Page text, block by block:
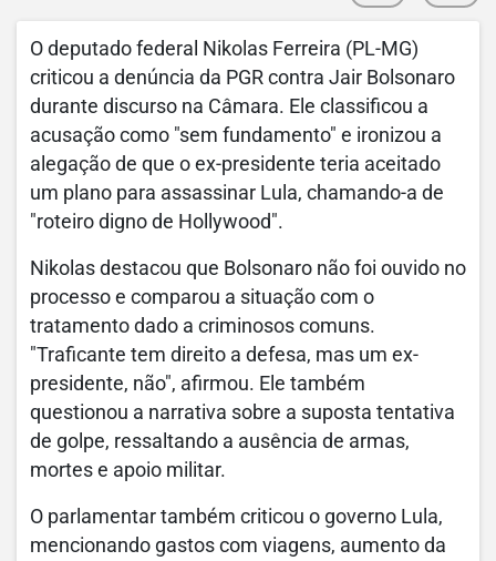
O deputado federal Nikolas Ferreira (PL-MG)
criticou a denúncia da PGR contra Jair Bolsonaro
durante discurso na Câmara. Ele classificou a
acusação como "sem fundamento" e ironizou a
alegação de que o ex-presidente teria aceitado
um plano para assassinar Lula, chamando-a de
"roteiro digno de Hollywood".
Nikolas destacou que Bolsonaro não foi ouvido no
processo e comparou a situação com o
tratamento dado a criminosos comuns.
"Traficante tem direito a defesa, mas um ex-
presidente, não", afirmou. Ele também
questionou a narrativa sobre a suposta tentativa
de golpe, ressaltando a ausência de armas,
mortes e apoio militar.
O parlamentar também criticou o governo Lula,
mencionando gastos com viagens, aumento da